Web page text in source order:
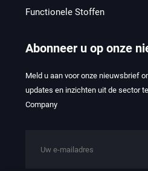
Functionele Stoffen
Abonneer u op onze
Meld u aan voor onze nieuwsbrief
updates en inzichten uit de sector
Company